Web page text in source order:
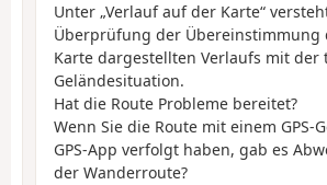
Unter „Verlauf auf der Karte“
Überprüfung der Übereinstimmung
Karte dargestellten Verlaufs mit der
Geländesituation.
Hat die Route Probleme bereitet?
Wenn Sie die Route mit einem GPS-
GPS-App verfolgt haben, gab es
der Wanderroute?